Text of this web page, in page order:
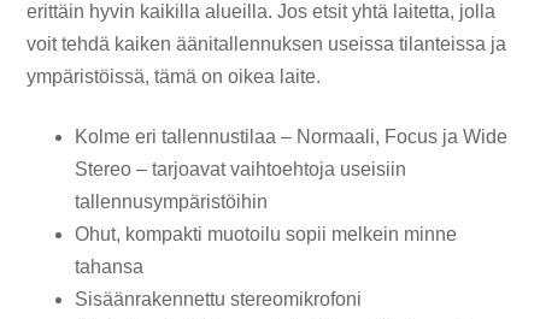
erittäin hyvin kaikilla alueilla. Jos etsit yhtä laitetta, jolla
voit tehdä kaiken äänitallennuksen useissa tilanteissa ja
ympäristöissä, tämä on oikea laite.
Kolme eri tallennustilaa – Normaali, Focus ja Wide
Stereo – tarjoavat vaihtoehtoja useisiin
tallennusympäristöihin
Ohut, kompakti muotoilu sopii melkein minne
tahansa
Sisäänrakennettu stereomikrofoni